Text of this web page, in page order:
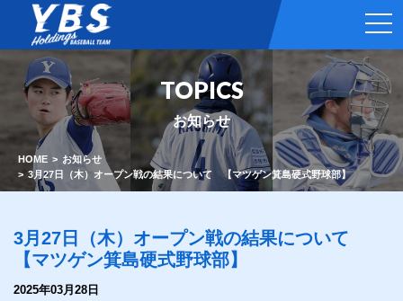
TOPICS
お知らせ
HOME
お知らせ
3月27日（木）オープン戦の結果について 【マツゲン箕島硬式野球部】
3月27日（木）オープン戦の結果について
【マツゲン箕島硬式野球部】
2025年03月28日
t
o
g
l
e
n
a
v
i
g
a
t
i